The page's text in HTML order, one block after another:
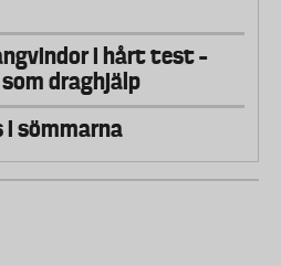
i hårt test –
draghjälp
i sömmarna